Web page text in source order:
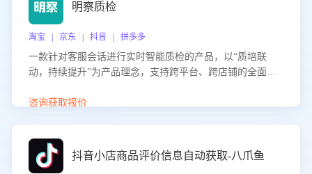
明察质检
淘宝 | 京东 | 抖音 | 拼多多
一款针对客服会话进行实时智能质检的产品，以“质培联
动，持续提升”为产品理念，支持跨平台、跨店铺的全面、
升客服团队的销服能力。
咨询获取报价
抖音小店商品评价信息自动获取-八爪鱼